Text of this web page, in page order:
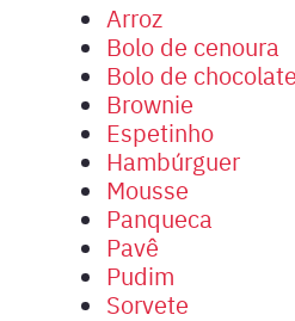
Arroz
Bolo de cenoura
Bolo de chocolate
Brownie
Espetinho
Hambúrguer
Mousse
Panqueca
Pavê
Pudim
Sorvete